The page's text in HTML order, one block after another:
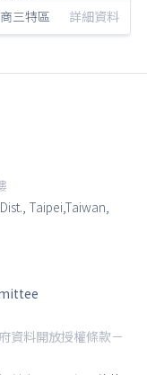
商三特區 詳細資料
Taipei,Taiwan,
資料開放授權條款－